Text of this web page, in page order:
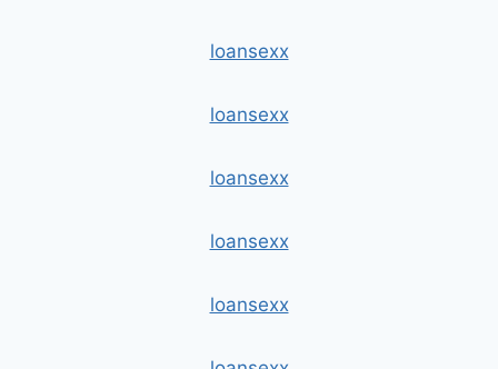
loansexx
loansexx
loansexx
loansexx
loansexx